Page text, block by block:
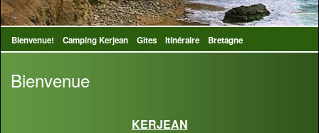
Bienvenue! Camping Kerjean Gîtes Itinéraire Bretagne
Bienvenue
KERJEAN